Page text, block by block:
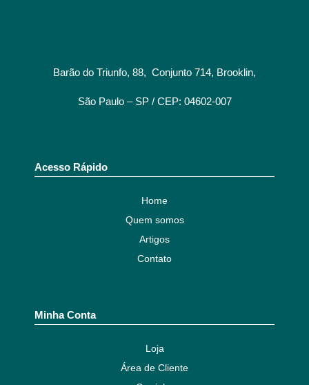
Barão do Triunfo, 88, Conjunto 714, Brooklin,
São Paulo – SP / CEP: 04602-007
Acesso Rápido
Home
Quem somos
Artigos
Contato
Minha Conta
Loja
Área de Cliente